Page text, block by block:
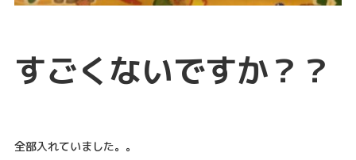
すごくないですか？？
全部入れていました。。